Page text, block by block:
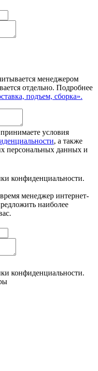
менеджером
отдельно. Подробнее
подъем, сборка».
условия
, а также
персональных данных и
конфиденциальности.
менеджер интернет-
наиболее
конфиденциальности.